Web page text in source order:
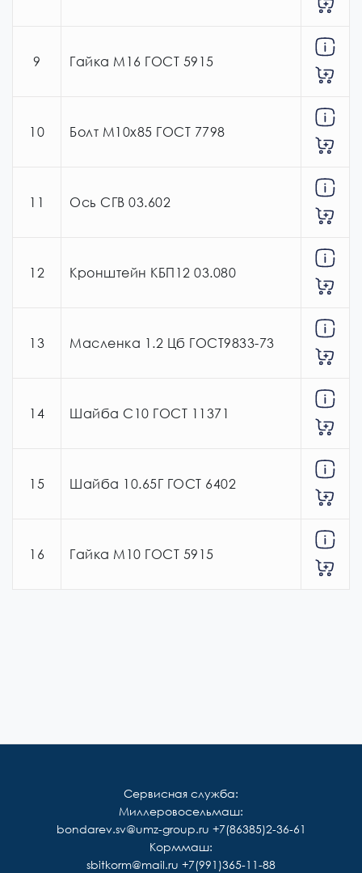
9 Гайка М16 ГОСТ 5915
10 Болт М10х85 ГОСТ 7798
11 Ось СГВ 03.602
12 Кронштейн КБП12 03.080
13 Масленка 1.2 Цб ГОСТ9833-73
14 Шайба С10 ГОСТ 11371
15 Шайба 10.65Г ГОСТ 6402
16 Гайка М10 ГОСТ 5915
Сервисная служба:
Миллеровосельмаш:
bondarev.sv@umz-group.ru +7(86385)2-36-61
Корммаш:
sbitkorm@mail.ru +7(991)365-11-88